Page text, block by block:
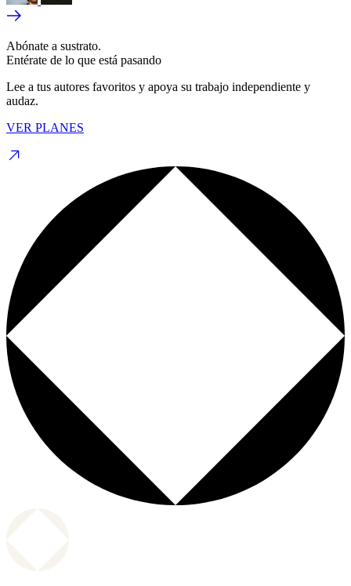
Abónate a sustrato.
Entérate de lo que está pasando
Lee a tus autores favoritos y apoya su trabajo independiente y
audaz.
VER PLANES